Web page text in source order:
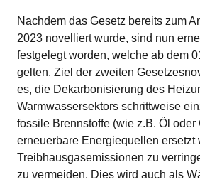
Nachdem das Gesetz bereits zum
2023 novelliert wurde, sind nun
festgelegt worden, welche ab dem
gelten. Ziel der zweiten
es, die Dekarbonisierung des
Warmwassersektors schrittweise
fossile Brennstoffe (wie z.B. Öl oder
erneuerbare Energiequellen ersetzt
Treibhausgasemissionen zu
zu vermeiden. Dies wird auch als